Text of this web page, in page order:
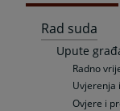
Rad suda
Upute
Radno
Uvjerenja
Ovjere i